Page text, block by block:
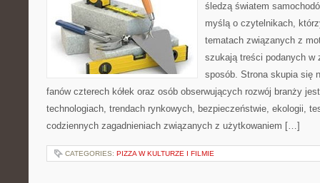
śledzą światem
myślą o czytelnikach,
tematach związanych z
szukają treści podanych w
sposób. Strona skupia się
fanów czterech kółek oraz osób obserwujących rozwój branży
technologiach, trendach rynkowych, bezpieczeństwie, ekologii,
codziennych zagadnieniach związanych z użytkowaniem […]
CATEGORIES: PIZZA W KULTURZE I FILMIE